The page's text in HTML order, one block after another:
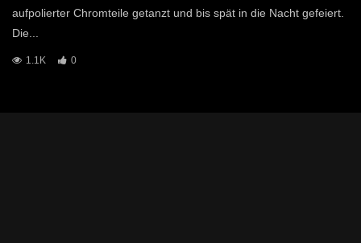
aufpolierter Chromteile getanzt und bis spät in die Nacht gefeiert.
Die...
1.1K 0